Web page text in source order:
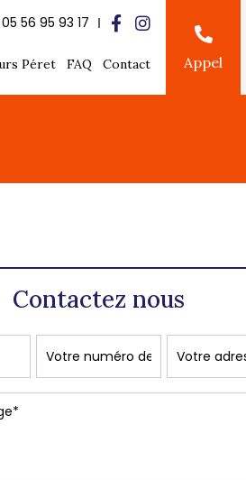
05 56 95 93 17
Péret FAQ Contact Appel
Contactez nous